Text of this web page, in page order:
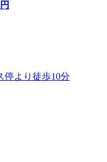
円
停より徒歩10分